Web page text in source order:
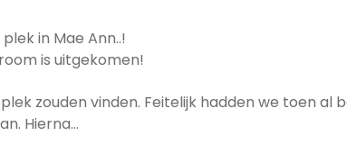
in Mae Ann..!
is uitgekomen!
zouden vinden. Feitelijk hadden we toen al
Hierna…